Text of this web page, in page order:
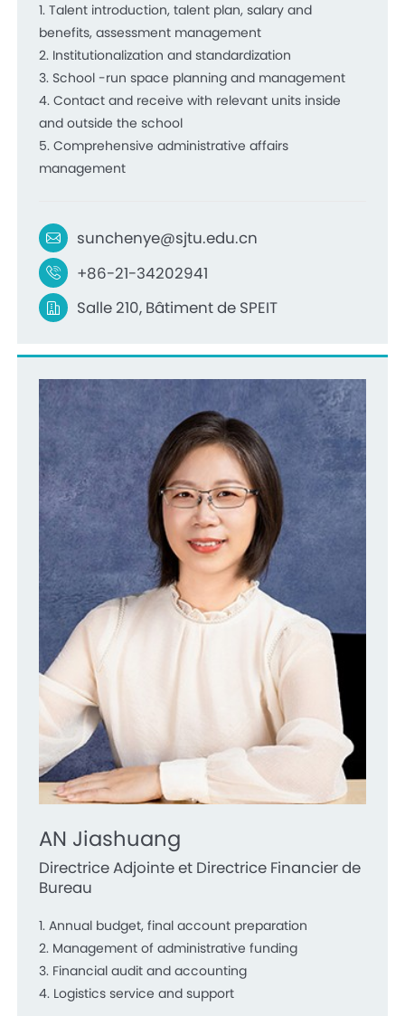
1. Talent introduction, talent plan, salary and
benefits, assessment management
2. Institutionalization and standardization
3. School -run space planning and management
4. Contact and receive with relevant units inside
and outside the school
5. Comprehensive administrative affairs
management
sunchenye@sjtu.edu.cn
+86-21-34202941
Salle 210, Bâtiment de SPEIT
AN Jiashuang
Directrice Adjointe et Directrice Financier de
Bureau
1. Annual budget, final account preparation
2. Management of administrative funding
3. Financial audit and accounting
4. Logistics service and support